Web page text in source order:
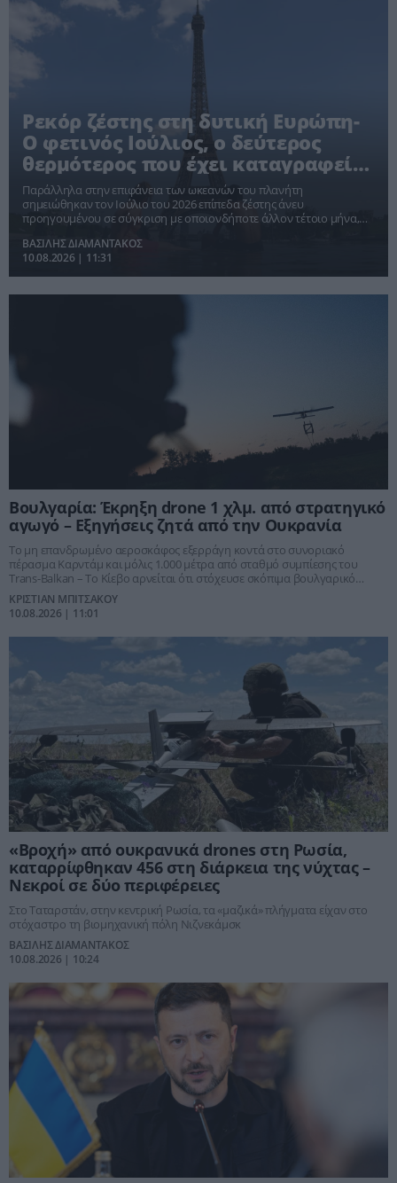
Ρεκόρ ζέστης στη δυτική Ευρώπη-
Ο φετινός Ιούλιος, ο δεύτερος
θερμότερος που έχει καταγραφεί
στα χρονικά
Παράλληλα στην επιφάνεια των ωκεανών του πλανήτη
σημειώθηκαν τον Ιούλιο του 2026 επίπεδα ζέστης άνευ
προηγουμένου σε σύγκριση με οποιονδήποτε άλλον τέτοιο μήνα,
μηνιαίο δελτίο του
ΒΑΣΙΛΗΣ ΔΙΑΜΑΝΤΑΚΟΣ
10.08.2026 | 11:31
Βουλγαρία: Έκρηξη drone 1 χλμ. από στρατηγικό
αγωγό – Εξηγήσεις ζητά από την Ουκρανία
Το μη επανδρωμένο αεροσκάφος εξερράγη κοντά στο συνοριακό
πέρασμα Καρντάμ και μόλις 1.000 μέτρα από σταθμό συμπίεσης του
Trans-Balkan – Το Κίεβο αρνείται ότι στόχευσε σκόπιμα βουλγαρικό
έδαφος.
ΚΡΙΣΤΙΑΝ ΜΠΙΤΣΑΚΟΥ
10.08.2026 | 11:01
«Βροχή» από ουκρανικά drones στη Ρωσία,
καταρρίφθηκαν 456 στη διάρκεια της νύχτας –
Νεκροί σε δύο περιφέρειες
Στο Ταταρστάν, στην κεντρική Ρωσία, τα «μαζικά» πλήγματα είχαν στο
στόχαστρο τη βιομηχανική πόλη Νιζνεκάμσκ
ΒΑΣΙΛΗΣ ΔΙΑΜΑΝΤΑΚΟΣ
10.08.2026 | 10:24